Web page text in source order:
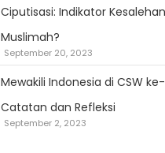
Ciputisasi: Indikator
Muslimah?
September 20, 2023
Mewakili Indonesia di CSW ke-
Catatan dan Refleksi
September 2, 2023